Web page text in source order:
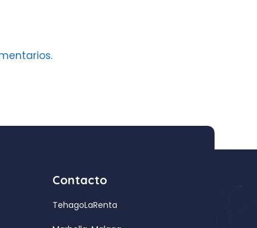
Contacto
TehagoLaRenta